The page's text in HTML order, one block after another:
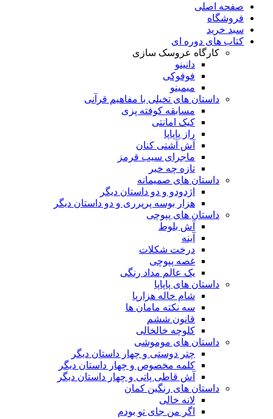
صفحه اصلی
فروشگاه
سبد خرید
کتاب های دوره ای
کارگاه عروسک سازی
دانینو
فوفوکی
میمینو
داستان های تخیلی با مفاهیم قرآنی
مسابقه کوفته پزی
کیک امانتی
راز پاپاپا
آش آشتی کنان
ماجرای سیب قرمز
تازه چه خبر
داستان های صمیمانه
اژدودو و دو داستان دیگر
هزار بوسه پرپرری و دو داستان دیگر
داستان های پپوچی
آش بلوط
آینه
درخت شکلات
غصه پپوچی
یک عالم مداد رنگی
داستان های پاپاپا
شام خاله هزارپا
سه نکته مامان ها
قانون ششم
کلوچه خالخالی
داستان های موموشی
چتر دوستی و چهار داستان دیگر
کلمه مخصوص و چهار داستان دیگر
آش قاطی پاتی و چهار داستان دیگر
داستان های رنگین کمان
لانه خالی
اگر من جای تو بودم